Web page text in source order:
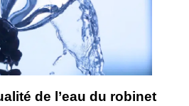
de l’eau du robinet